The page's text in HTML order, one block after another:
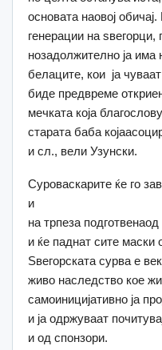
основата наовој
генерации на ѕвегорци,
нозадолжително ја има
белаците, кои ја
биде предвреме
мечката која
старата баба
и сл., вели Узунски.
Суроваскарите ќе го
и
на трпеза
и ќе паднат сите маски
Ѕвегорската сурва е
живо наследство кое
самоиницијативно ја
и ја одржуваат
и од спонзори.